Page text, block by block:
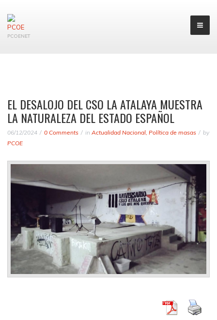
PCOENET
EL DESALOJO DEL CSO LA ATALAYA MUESTRA
LA NATURALEZA DEL ESTADO ESPAÑOL
06/12/2024 0 Comments in Actualidad Nacional, Política de masas
by
PCOE